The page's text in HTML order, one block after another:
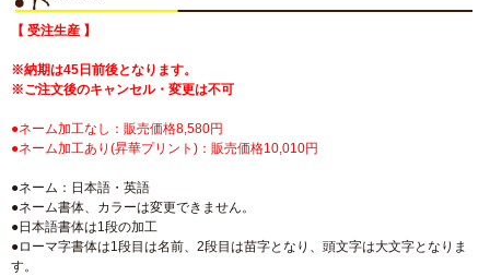
【 受注生産 】
※納期は45日前後となります。
※ご注文後のキャンセル・変更は不可
●ネーム加工なし：販売価格8,580円
●ネーム加工あり(昇華プリント)：販売価格10,010円
●ネーム：日本語・英語
●ネーム書体、カラーは変更できません。
●日本語書体は1段の加工
●ローマ字書体は1段目は名前、2段目は苗字となり、頭文字は大文字となりま
す。